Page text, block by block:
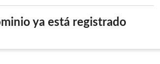
ya está registrado